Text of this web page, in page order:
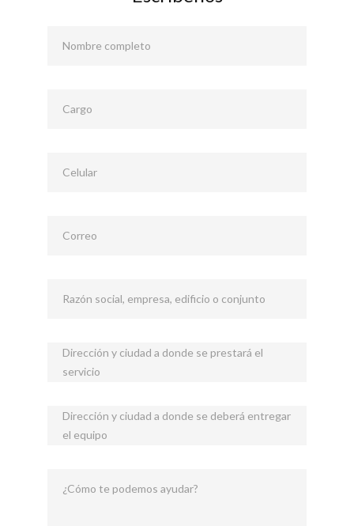
Nombre completo
Cargo
Celular
Correo
Razón social, empresa, edificio o conjunto
Dirección y ciudad a donde se prestará el
servicio
Dirección y ciudad a donde se deberá entregar
el equipo
¿Cómo te podemos ayudar?